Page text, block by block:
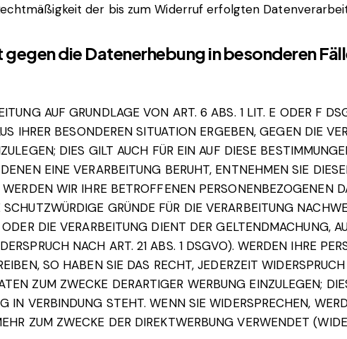
der bis zum Widerruf erfolgten
die Datenerhebung in besonderen
AUF GRUNDLAGE VON ART. 6 ABS. 1 LIT. E ODER F
IHRER BESONDEREN SITUATION ERGEBEN, GEGEN DIE
DIES GILT AUCH FÜR EIN AUF DIESE
EINE VERARBEITUNG BERUHT, ENTNEHMEN SIE
WIR IHRE BETROFFENEN PERSONENBEZOGENEN
GRÜNDE FÜR DIE VERARBEITUNG
DIE VERARBEITUNG DIENT DER GELTENDMACHUNG,
NACH ART. 21 ABS. 1 DSGVO). WERDEN IHRE
SO HABEN SIE DAS RECHT, JEDERZEIT
ZUM ZWECKE DERARTIGER WERBUNG EINZULEGEN;
IN VERBINDUNG STEHT. WENN SIE WIDERSPRECHEN,
ZUM ZWECKE DER DIREKTWERBUNG VERWENDET